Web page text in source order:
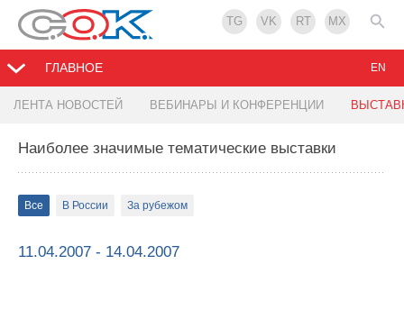
TG VK RT MX
ГЛАВНОЕ
ЛЕНТА НОВОСТЕЙ ВЕБИНАРЫ И КОНФЕРЕНЦИИ
EN
Наиболее значимые тематические выставки
Все В России За рубежом
11.04.2007 - 14.04.2007